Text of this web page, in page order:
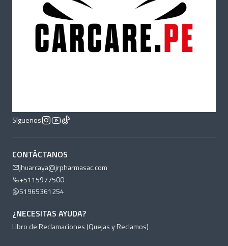
Síguenos
CONTÁCTANOS
jhuarcaya@jrpharmasac.com
+5115977500
51965361254
¿NECESITAS AYUDA?
Libro de Reclamaciones (Quejas y Reclamos)